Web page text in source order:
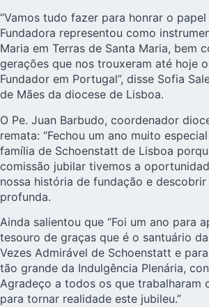
“Vamos tudo fazer para honrar o
Fundadora representou como
Maria em Terras de Santa Maria, bem
gerações que nos trouxeram até hoje
Fundador em Portugal”, disse Sofia
de Mães da diocese de Lisboa.
O Pe. Juan Barbudo, coordenador
remata: “Fechou um ano muito
família de Schoenstatt de Lisboa
comissão jubilar tivemos a
nossa história de fundação e
profunda.
Ainda salientou que “Foi um ano para
tesouro de graças que é o santuário
Vezes Admirável de Schoenstatt e
tão grande da Indulgência Plenária,
Agradeço a todos os que trabalharam
para tornar realidade este jubileu.”